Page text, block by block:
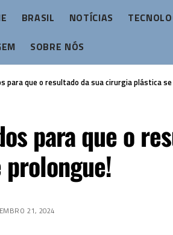
BRASIL NOTÍCIAS
SOBRE NÓS
para que o resultado da sua cirurgia plástica
para que o
21, 2024